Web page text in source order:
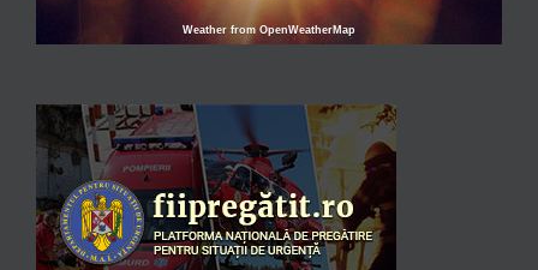
Weather from OpenWeatherMap